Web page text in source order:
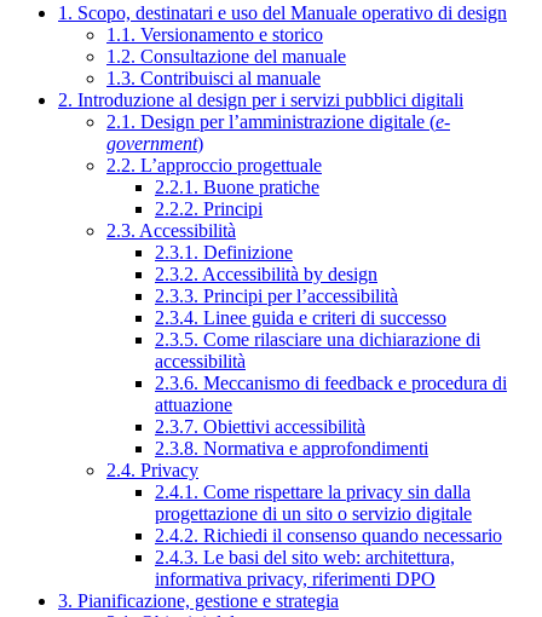
1. Scopo, destinatari e uso del Manuale operativo di design
1.1. Versionamento e storico
1.2. Consultazione del manuale
1.3. Contribuisci al manuale
2. Introduzione al design per i servizi pubblici digitali
2.1. Design per l’amministrazione digitale (e-
government)
2.2. L’approccio progettuale
2.2.1. Buone pratiche
2.2.2. Principi
2.3. Accessibilità
2.3.1. Definizione
2.3.2. Accessibilità by design
2.3.3. Principi per l’accessibilità
2.3.4. Linee guida e criteri di successo
2.3.5. Come rilasciare una dichiarazione di
accessibilità
2.3.6. Meccanismo di feedback e procedura di
attuazione
2.3.7. Obiettivi accessibilità
2.3.8. Normativa e approfondimenti
2.4. Privacy
2.4.1. Come rispettare la privacy sin dalla
progettazione di un sito o servizio digitale
2.4.2. Richiedi il consenso quando necessario
2.4.3. Le basi del sito web: architettura,
informativa privacy, riferimenti DPO
3. Pianificazione, gestione e strategia